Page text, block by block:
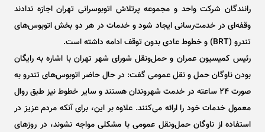
رانندگان شرکت واحد و مجموعه پرتلاش اتوبوسرانی تهران اجازه ندادند
وقفه‌ای در خدمت‌رسانی ایجاد شود و خدمات در هر دو بخش اتوبوس‌های
تندرو (BRT) و خطوط عادی بدون توقف ادامه داشته است.
رئیس کمیسیون عمران و حمل‌ونقل شورای شهر تهران با اشاره به رایگان
بودن ناوگان حمل و نقل عمومی گفت: در حال حاضر اتوبوس‌های تندرو به
صورت ۲۴ ساعته در خدمت شهروندان هستند و سایر خطوط نیز طبق روال
معمول خدمات خود را ارائه می‌کنند. علاوه بر این، برای آنکه مردم عزیز در
استفاده از ناوگان حمل‌ونقل عمومی با مشکلی مواجه نشوند، در روزهای